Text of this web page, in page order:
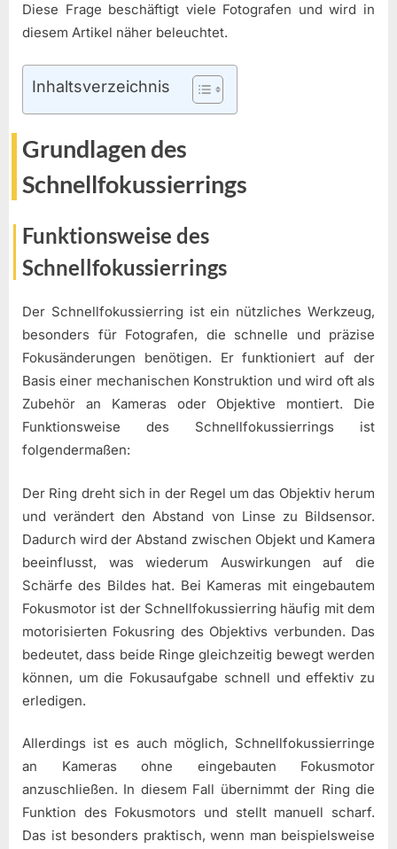
Diese Frage beschäftigt viele Fotografen und wird in
diesem Artikel näher beleuchtet.
Inhaltsverzeichnis
Grundlagen des
Schnellfokussierrings
Funktionsweise des
Schnellfokussierrings
Der Schnellfokussierring ist ein nützliches Werkzeug,
besonders für Fotografen, die schnelle und präzise
Fokusänderungen benötigen. Er funktioniert auf der
Basis einer mechanischen Konstruktion und wird oft als
Zubehör an Kameras oder Objektive montiert. Die
Funktionsweise des Schnellfokussierrings ist
folgendermaßen:
Der Ring dreht sich in der Regel um das Objektiv herum
und verändert den Abstand von Linse zu Bildsensor.
Dadurch wird der Abstand zwischen Objekt und Kamera
beeinflusst, was wiederum Auswirkungen auf die
Schärfe des Bildes hat. Bei Kameras mit eingebautem
Fokusmotor ist der Schnellfokussierring häufig mit dem
motorisierten Fokusring des Objektivs verbunden. Das
bedeutet, dass beide Ringe gleichzeitig bewegt werden
können, um die Fokusaufgabe schnell und effektiv zu
erledigen.
Allerdings ist es auch möglich, Schnellfokussierringe
an Kameras ohne eingebauten Fokusmotor
anzuschließen. In diesem Fall übernimmt der Ring die
Funktion des Fokusmotors und stellt manuell scharf.
Das ist besonders praktisch, wenn man beispielsweise